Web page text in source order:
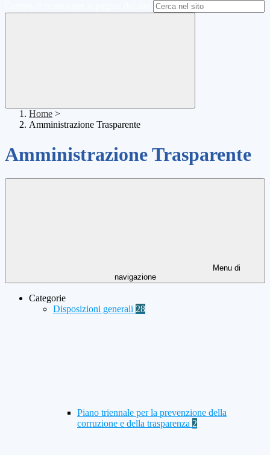
Home >
Amministrazione Trasparente
Amministrazione Trasparente
Menu di
navigazione
Categorie
Disposizioni generali 28
Piano triennale per la prevenzione della
corruzione e della trasparenza 2